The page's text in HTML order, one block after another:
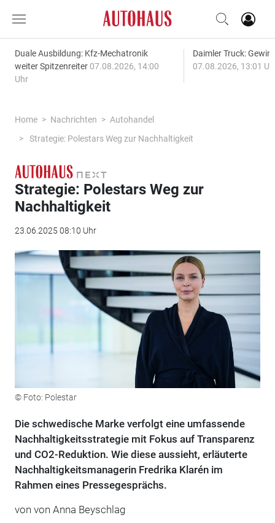
Duale Ausbildung: Kfz-Mechatronik
weiter Spitzenreiter 07.08.2026, 14:00
Uhr
Daimler Truck:
07.08.2026, 13:01
Home Nachrichten
Autohandel
Strategie: Polestars Weg zur Nachhaltigkeit
Strategie: Polestars Weg zur
Nachhaltigkeit
23.06.2025 08:10 Uhr
© Foto: Polestar
Die schwedische Marke verfolgt eine umfassende
Nachhaltigkeitsstrategie mit Fokus auf Transparenz
und CO2-Reduktion. Wie diese aussieht, erläuterte
Nachhaltigkeitsmanagerin Fredrika Klarén im
Rahmen eines Pressegesprächs.
von von Anna Beyschlag